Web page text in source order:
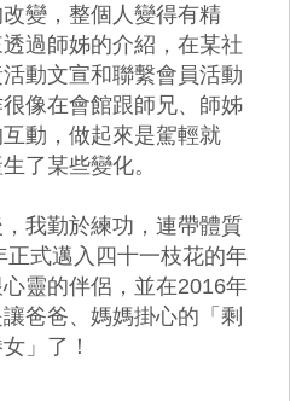
變，整個人變得有精
過師姊的介紹，在某社
動文宣和聯繫會員活動
像在會館跟師兄、師姊
動，做起來是駕輕就
了某些變化。
勤於練功，連帶體質
式邁入四十一枝花的年
靈的伴侶，並在2016年
爸爸、媽媽掛心的「剩
」了！